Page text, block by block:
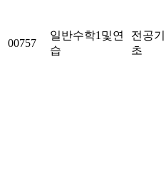
00757
일반수학1및연
습
전공기
초